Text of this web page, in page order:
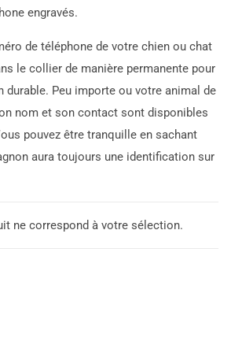
engravés.
de téléphone de votre chien ou chat
le collier de manière permanente pour
durable. Peu importe ou votre animal de
nom et son contact sont disponibles
pouvez être tranquille en sachant
aura toujours une identification sur
ne correspond à votre sélection.